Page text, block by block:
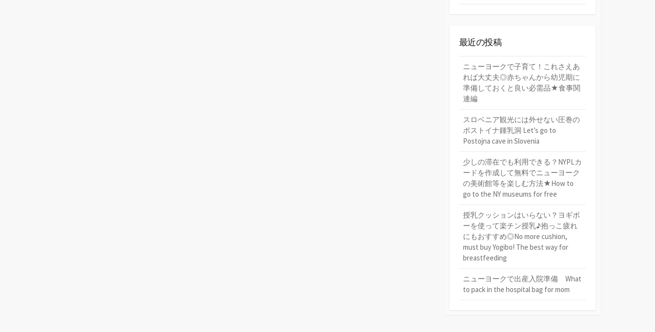
最近の投稿
ニューヨークで子育て！これさえあ
れば大丈夫◎赤ちゃんから幼児期に
準備しておくと良い必需品★食事関
連編
スロベニア観光には外せない圧巻の
ポストイナ鍾乳洞 Let’s go to
Postojna cave in Slovenia
少しの滞在でも利用できる？NYPLカ
ードを作成して無料でニューヨーク
の美術館等を楽しむ方法★How to
go to the NY museums for free
授乳クッションはいらない？ヨギボ
ーを使って楽チン授乳♪抱っこ疲れ
にもおすすめ◎No more cushion,
must buy Yogibo! The best way for
breastfeeding
ニューヨークで出産入院準備 What
to pack in the hospital bag for mom